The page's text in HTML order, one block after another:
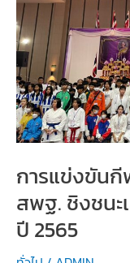
อิสริยาภรณ์
อัน
เป็น
ที่
สรรเสริญ
ยิ่ง
ดิเรก
คุณา
ประจำ
ปี
2564
การแข่งขันกี
สพฐ. ชิงชนะ
ปี 2565